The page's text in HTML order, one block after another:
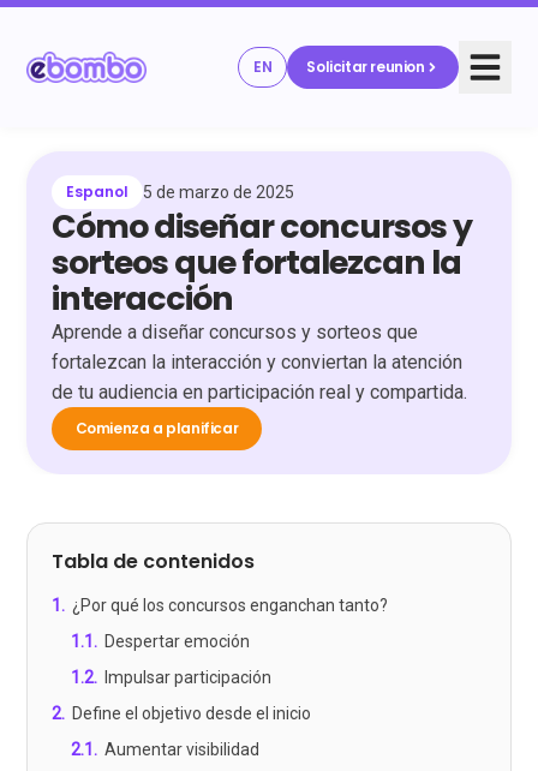
EN Solicitar reunion
Espanol 5 de marzo de 2025
Cómo diseñar concursos y
sorteos que fortalezcan la
interacción
Aprende a diseñar concursos y sorteos que
fortalezcan la interacción y conviertan la atención
de tu audiencia en participación real y compartida.
Comienza a planificar
Tabla de contenidos
1 . ¿Por qué los concursos enganchan tanto?
1.1 . Despertar emoción
1.2. Impulsar participación
2. Define el objetivo desde el inicio
2.1 . Aumentar visibilidad